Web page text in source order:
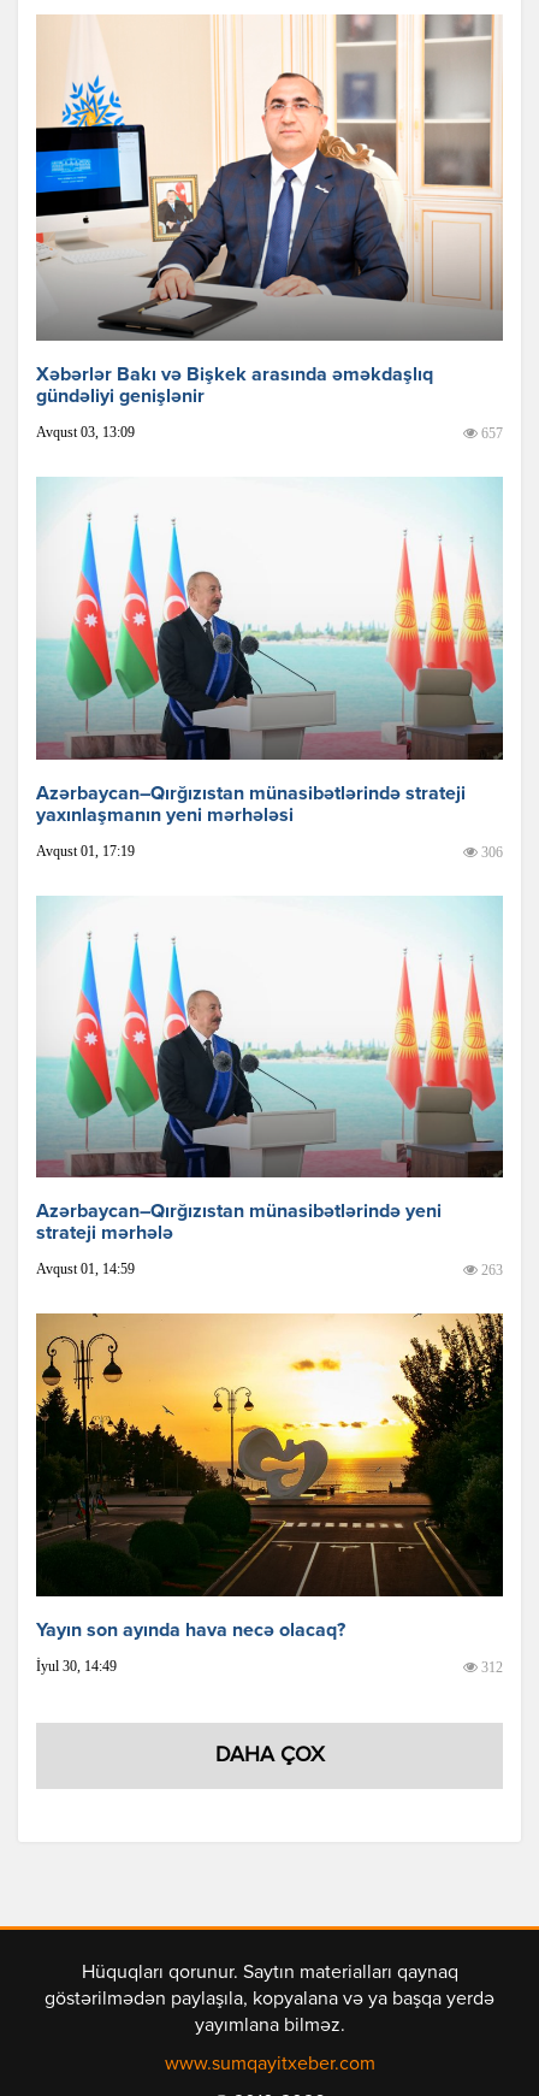
Xəbərlər Bakı və Bişkek arasında əməkdaşlıq
gündəliyi genişlənir
Avqust 03, 13:09 657
Azərbaycan–Qırğızıstan münasibətlərində strateji
yaxınlaşmanın yeni mərhələsi
Avqust 01, 17:19 306
Azərbaycan–Qırğızıstan münasibətlərində yeni
strateji mərhələ
Avqust 01, 14:59 263
Yayın son ayında hava necə olacaq?
İyul 30, 14:49 312
DAHA ÇOX
Hüquqları qorunur. Saytın materialları qaynaq
göstərilmədən paylaşıla, kopyalana və ya başqa yerdə
yayımlana bilməz.
www.sumqayitxeber.com